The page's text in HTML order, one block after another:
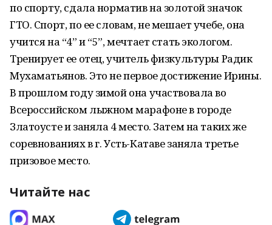
по спорту, сдала норматив на золотой значок
ГТО. Спорт, по ее словам, не мешает учебе, она
учится на “4” и “5”, мечтает стать экологом.
Тренирует ее отец, учитель физкультуры Радик
Мухаматьянов. Это не первое достижение Ирины.
В прошлом году зимой она участвовала во
Всероссийском лыжном марафоне в городе
Златоусте и заняла 4 место. Затем на таких же
соревнованиях в г. Усть-Катаве заняла третье
призовое место.
Читайте нас